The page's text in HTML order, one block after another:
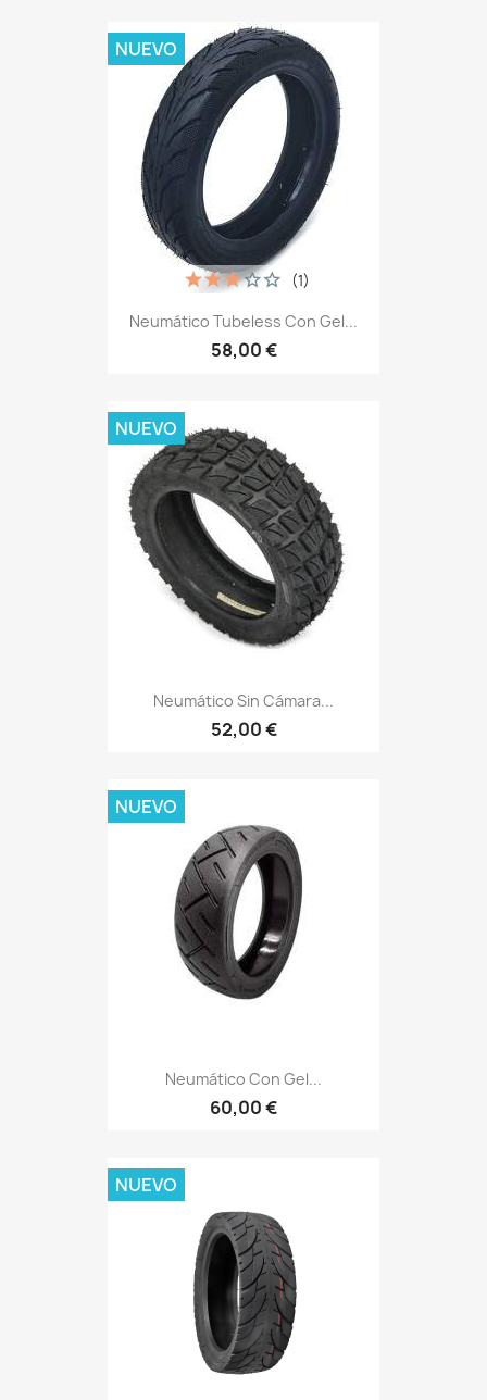
Neumático Tubeless Con Gel...
58,00 €
(1)
NUEVO
Neumático Sin Cámara...
52,00 €
NUEVO
Neumático Con Gel...
60,00 €
NUEVO
NUEVO